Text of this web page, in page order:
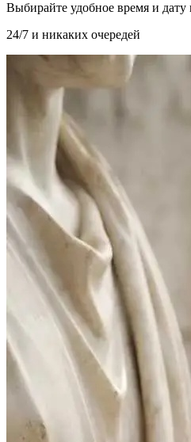
Выбирайте удобное время и
24/7 и никаких очередей